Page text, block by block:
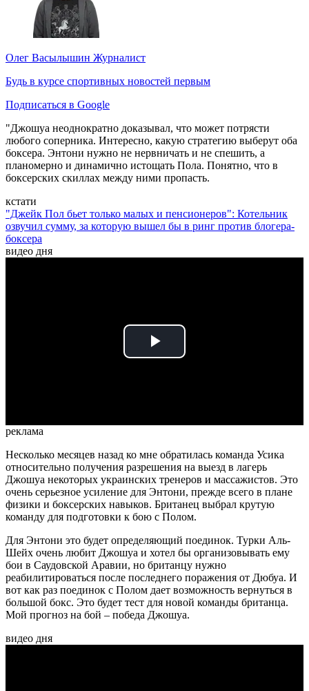
Олег Васылышин Журналист
Будь в курсе спортивных новостей первым
Подписаться в Google
"Джошуа неоднократно доказывал, что может потрясти
любого соперника. Интересно, какую стратегию выберут оба
боксера. Энтони нужно не нервничать и не спешить, а
планомерно и динамично истощать Пола. Понятно, что в
боксерских скиллах между ними пропасть.
кстати
"Джейк Пол бьет только малых и пенсионеров": Котельник
озвучил сумму, за которую вышел бы в ринг против блогера-
боксера
видео дня
Play
реклама
Несколько месяцев назад ко мне обратилась команда Усика
относительно получения разрешения на выезд в лагерь
Джошуа некоторых украинских тренеров и массажистов. Это
очень серьезное усиление для Энтони, прежде всего в плане
физики и боксерских навыков. Британец выбрал крутую
команду для подготовки к бою с Полом.
Для Энтони это будет определяющий поединок. Турки Аль-
Шейх очень любит Джошуа и хотел бы организовывать ему
бои в Саудовской Аравии, но британцу нужно
реабилитироваться после последнего поражения от Дюбуа. И
вот как раз поединок с Полом дает возможность вернуться в
большой бокс. Это будет тест для новой команды британца.
Мой прогноз на бой – победа Джошуа.
видео дня